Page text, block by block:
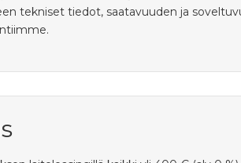
tekniset tiedot, saatavuuden ja